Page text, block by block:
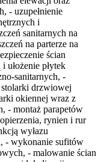
- uzupełnienie
i
sanitarnych na
na parterze na
ścian
płytek
sanitarnych, -
stolarki drzwiowej
okiennej wraz z
- montaż parapetów
rynien i rur
wyłazu
- wykonanie sufitów
- malowanie ścian